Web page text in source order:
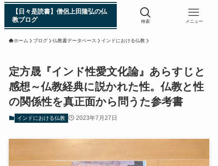
浄土真宗入門 親鸞伝
シン日本仏教史
インド・スリランカ編
【日々是読書】僧侶上田隆弘の仏
教ブログ
検索 メニュー
ホーム ブログ 仏教書データベース インドにおける仏教
定方晟『インド性愛文化論』あらすじと
感想～仏教経典に説かれた性。仏教と性
の関係性を真正面から問うた参考書
インドにおける仏教 2023年7月27日